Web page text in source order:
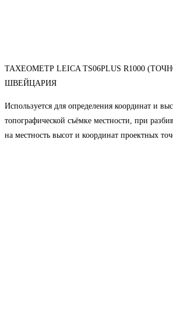
ТАХЕОМЕТР LEICA TS06PLUS R1000
ШВЕЙЦАРИЯ
Используется для определения координат и
топографической съёмке местности, при
на местность высот и координат проектных